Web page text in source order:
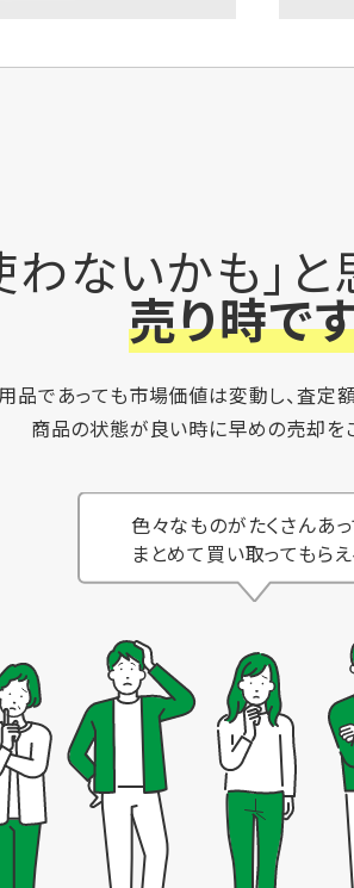
わないかも」
売り時で
品であっても市場価値は変動し、査定
商品の状態が良い時に早めの売却を
色々なものがたくさんあっ
まとめて買い取ってもらえ